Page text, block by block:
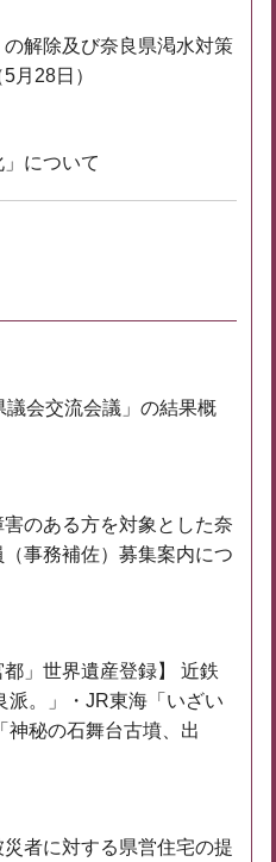
解除及び奈良県渇水対策
月28日）
について
議会交流会議」の結果概
のある方を対象とした奈
事務補佐）募集案内につ
都」世界遺産登録】 近鉄
派。」・JR東海「いざい
神秘の石舞台古墳、出
者に対する県営住宅の提